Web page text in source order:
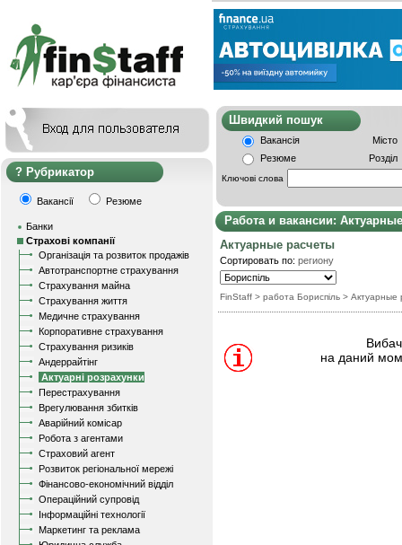
Рубрикатор
Вакансії Резюме
Банки
Страхові компанії
Організація та розвиток продажів
Автотранспортне страхування
Страхування майна
Страхування життя
Медичне страхування
Корпоративне страхування
Страхування ризиків
Андеррайтінг
Актуарні розрахунки
Перестрахування
Врегулювання збитків
Аварійний комісар
Робота з агентами
Страховий агент
Розвиток регіональної мережі
Фінансово-економічний відділ
Операційний супровід
Інформаційні технології
Маркетинг та реклама
Швидкий
Вакансія
Місто
Резюме
Розділ
Ключові слова
Работа и вакансии:
Актуарные расчеты
Сортировать по: региону
FinStaff > работа Бориспіль > Актуарные
на даний